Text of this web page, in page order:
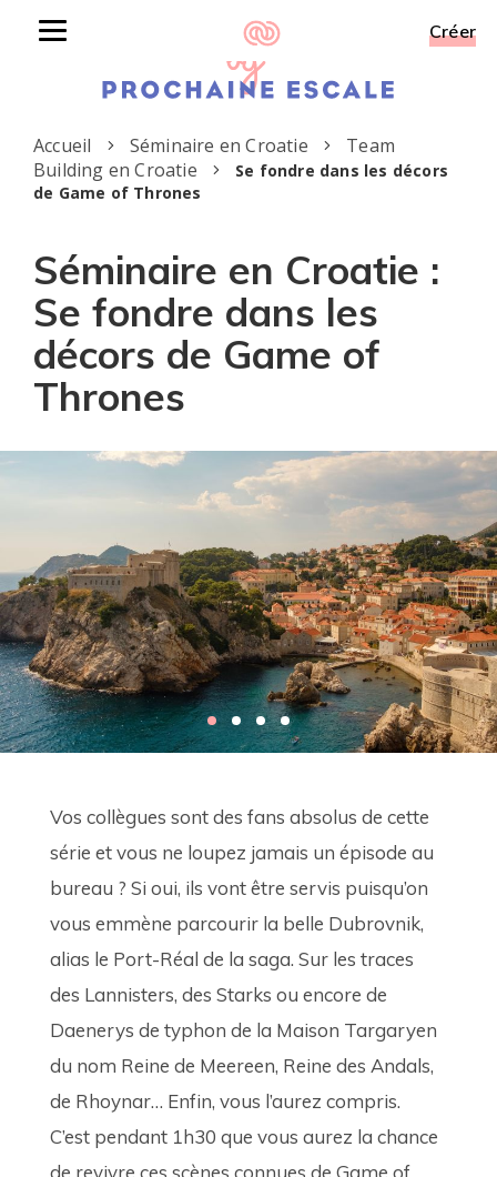
Toggle
Créer
Accueil Séminaire en Croatie
Team
Building en Croatie
Se fondre dans les décors
de Game of Thrones
Séminaire en Croatie :
Se fondre dans les
décors de Game of
Thrones
Vos collègues sont des fans absolus de cette
série et vous ne loupez jamais un épisode au
bureau ? Si oui, ils vont être servis puisqu’on
vous emmène parcourir la belle Dubrovnik,
alias le Port-Réal de la saga. Sur les traces
des Lannisters, des Starks ou encore de
Daenerys de typhon de la Maison Targaryen
du nom Reine de Meereen, Reine des Andals,
de Rhoynar… Enfin, vous l’aurez compris.
C’est pendant 1h30 que vous aurez la chance
de revivre ces scènes connues de Game of